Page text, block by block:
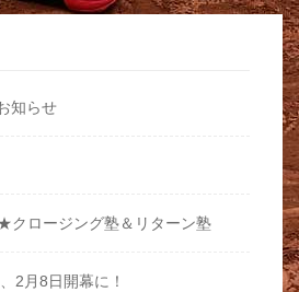
知らせ
クロージング塾＆リターン塾
2月8日開幕に！